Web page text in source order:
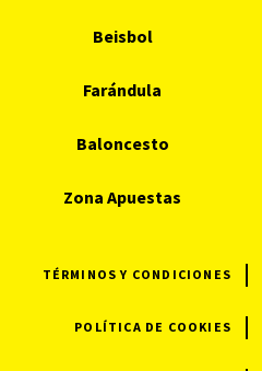
Beisbol
Farándula
Baloncesto
Zona Apuestas
TÉRMINOS Y CONDICIONES
POLÍTICA DE COOKIES